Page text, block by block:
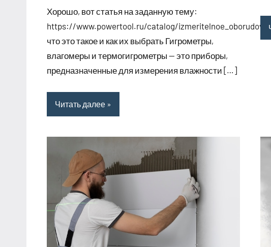
Хорошо, вот статья на заданную тему:
https://www.powertool.ru/catalog/
что это такое и как их выбрать Гигрометры,
влагомеры и термогигрометры — это приборы,
предназначенные для измерения влажности […]
Читать далее